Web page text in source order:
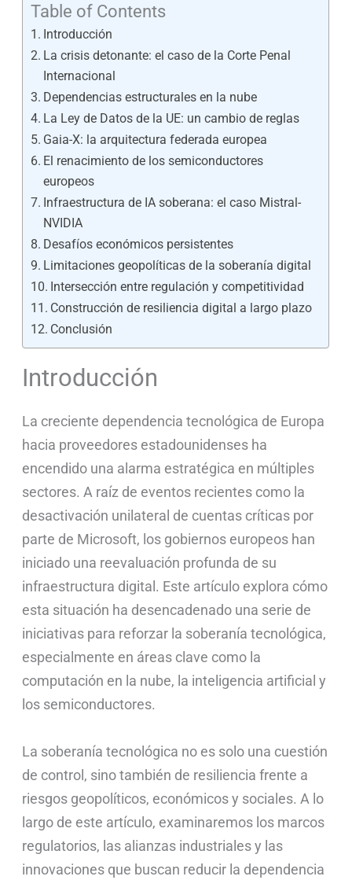
Table of Contents
Introducción
La crisis detonante: el caso de la Corte Penal
Internacional
Dependencias estructurales en la nube
La Ley de Datos de la UE: un cambio de reglas
Gaia-X: la arquitectura federada europea
El renacimiento de los semiconductores
europeos
Infraestructura de IA soberana: el caso Mistral-
NVIDIA
Desafíos económicos persistentes
Limitaciones geopolíticas de la soberanía digital
Intersección entre regulación y competitividad
Construcción de resiliencia digital a largo plazo
Conclusión
Introducción
La creciente dependencia tecnológica de Europa
hacia proveedores estadounidenses ha
encendido una alarma estratégica en múltiples
sectores. A raíz de eventos recientes como la
desactivación unilateral de cuentas críticas por
parte de Microsoft, los gobiernos europeos han
iniciado una reevaluación profunda de su
infraestructura digital. Este artículo explora cómo
esta situación ha desencadenado una serie de
iniciativas para reforzar la soberanía tecnológica,
especialmente en áreas clave como la
computación en la nube, la inteligencia artificial y
los semiconductores.
La soberanía tecnológica no es solo una cuestión
de control, sino también de resiliencia frente a
riesgos geopolíticos, económicos y sociales. A lo
largo de este artículo, examinaremos los marcos
regulatorios, las alianzas industriales y las
innovaciones que buscan reducir la dependencia